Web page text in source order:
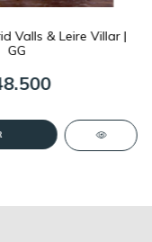
Valls & Leire Villar |
GG